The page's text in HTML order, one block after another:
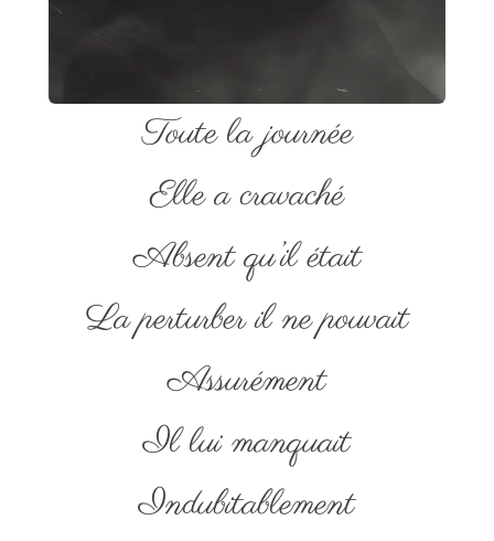
Toute la journée
Elle a cravaché
Absent qu’il était
La perturber il ne pouvait
Assurément
Il lui manquait
Indubitablement